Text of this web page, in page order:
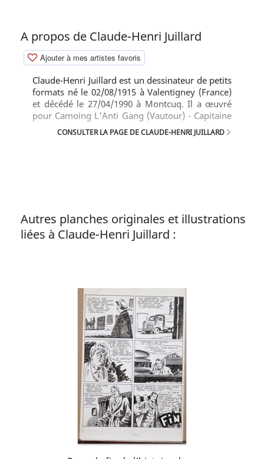
A propos de Claude-Henri Juillard
Ajouter à mes artistes favoris
Claude-Henri Juillard est un dessinateur de petits
formats né le 02/08/1915 à Valentigney (France)
et décédé le 27/04/1990 à Montcuq. Il a œuvré
pour Camoing L'Anti Gang (Vautour) - Capitaine
Tornade (Erik Le Viking) - Ferry Tempête (Zorro
Spécial) - Xavier Humbert X1 (Agent Spécial).
CONSULTER LA PAGE DE CLAUDE-HENRI JUILLARD
Autres planches originales et illustrations
liées à Claude-Henri Juillard :